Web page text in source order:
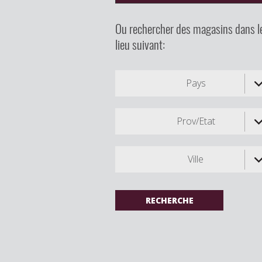
Ou rechercher des magasins dans
lieu suivant:
Pays
Prov/Etat
Ville